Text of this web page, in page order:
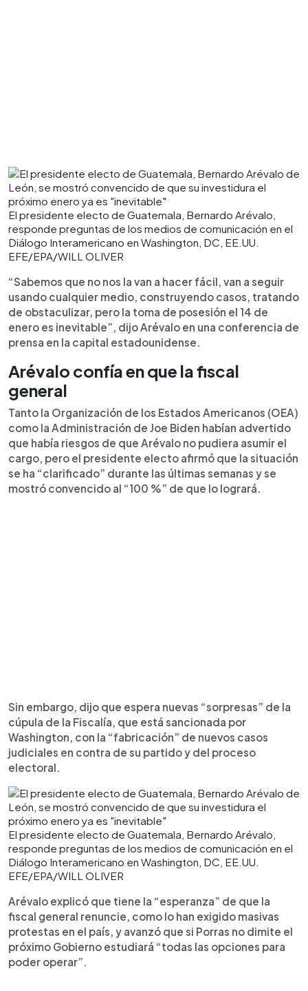
El presidente electo de Guatemala, Bernardo Arévalo,
responde preguntas de los medios de comunicación en el
Diálogo Interamericano en Washington, DC, EE.UU.
EFE/EPA/WILL OLIVER
“Sabemos que no nos la van a hacer fácil, van a seguir
usando cualquier medio, construyendo casos, tratando
de obstaculizar, pero la toma de posesión el 14 de
enero es inevitable”, dijo Arévalo en una conferencia de
prensa en la capital estadounidense.
Arévalo confía en que la fiscal
general
Tanto la Organización de los Estados Americanos (OEA)
como la Administración de Joe Biden habían advertido
que había riesgos de que Arévalo no pudiera asumir el
cargo, pero el presidente electo afirmó que la situación
se ha “clarificado” durante las últimas semanas y se
mostró convencido al “100 %” de que lo logrará.
Sin embargo, dijo que espera nuevas “sorpresas” de la
cúpula de la Fiscalía, que está sancionada por
Washington, con la “fabricación” de nuevos casos
judiciales en contra de su partido y del proceso
electoral.
El presidente electo de Guatemala, Bernardo Arévalo,
responde preguntas de los medios de comunicación en el
Diálogo Interamericano en Washington, DC, EE.UU.
EFE/EPA/WILL OLIVER
Arévalo explicó que tiene la “esperanza” de que la
fiscal general renuncie, como lo han exigido masivas
protestas en el país, y avanzó que si Porras no dimite el
próximo Gobierno estudiará “todas las opciones para
poder operar”.